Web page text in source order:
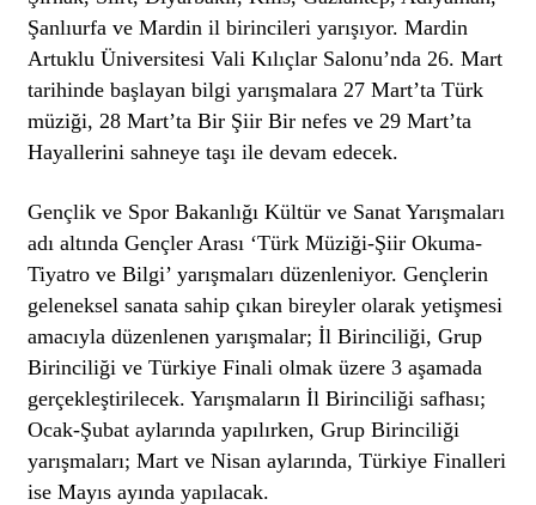
Şanlıurfa ve Mardin il birincileri yarışıyor. Mardin
Artuklu Üniversitesi Vali Kılıçlar Salonu’nda 26. Mart
tarihinde başlayan bilgi yarışmalara 27 Mart’ta Türk
müziği, 28 Mart’ta Bir Şiir Bir nefes ve 29 Mart’ta
Hayallerini sahneye taşı ile devam edecek.
Gençlik ve Spor Bakanlığı Kültür ve Sanat Yarışmaları
adı altında Gençler Arası ‘Türk Müziği-Şiir Okuma-
Tiyatro ve Bilgi’ yarışmaları düzenleniyor. Gençlerin
geleneksel sanata sahip çıkan bireyler olarak yetişmesi
amacıyla düzenlenen yarışmalar; İl Birinciliği, Grup
Birinciliği ve Türkiye Finali olmak üzere 3 aşamada
gerçekleştirilecek. Yarışmaların İl Birinciliği safhası;
Ocak-Şubat aylarında yapılırken, Grup Birinciliği
yarışmaları; Mart ve Nisan aylarında, Türkiye Finalleri
ise Mayıs ayında yapılacak.